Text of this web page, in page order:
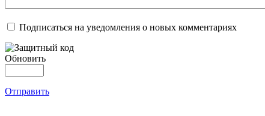
Подписаться на уведомления о новых комментариях
Обновить
Отправить